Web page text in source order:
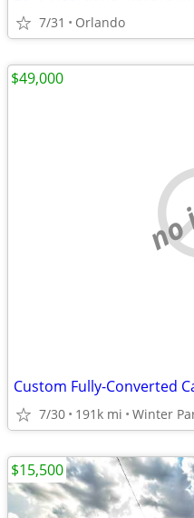
7/31 Orlando
Custom Fully-Converted
7/30 191k mi Winter
$49,000
$15,500